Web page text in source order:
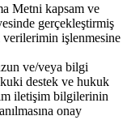
Metni kapsam ve
gerçekleştirmiş
işlenmesine
ve/veya bilgi
destek ve hukuk
iletişim bilgilerinin
onay